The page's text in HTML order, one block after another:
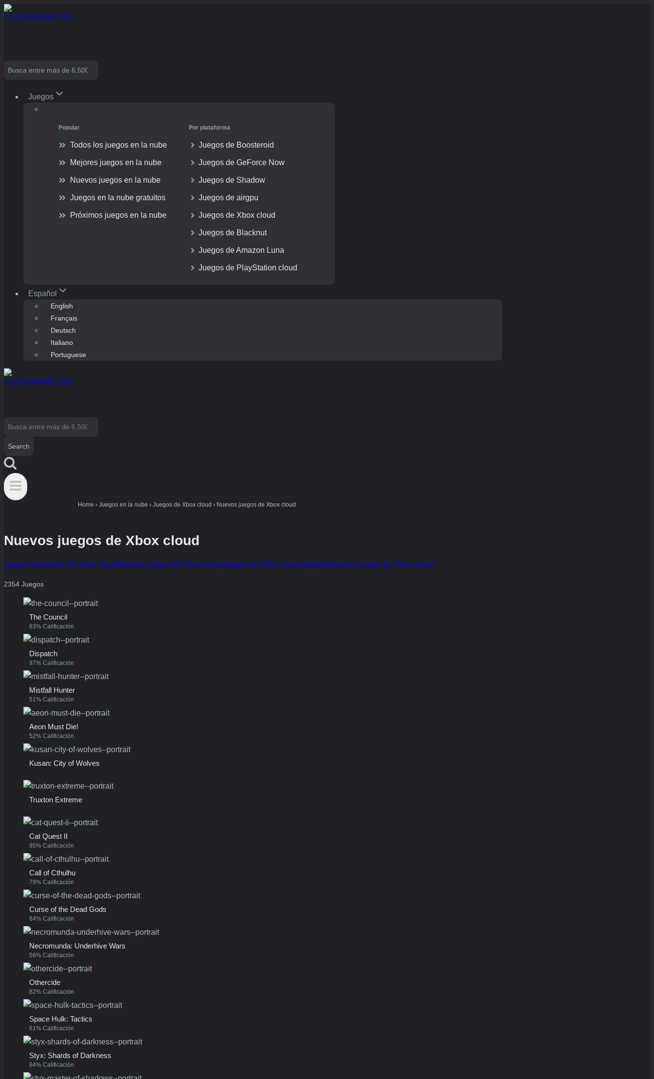
Skip
to
Search
Juegos
Popular
Todos los juegos en la nube
Mejores juegos en la nube
Nuevos juegos en la nube
Juegos en la nube gratuitos
Próximos juegos en la nube
Por plataforma
Juegos de Boosteroid
Juegos de GeForce Now
Juegos de Shadow
Juegos de airgpu
Juegos de Xbox cloud
Juegos de Blacknut
Juegos de Amazon Luna
Juegos de PlayStation cloud
Español
English
Français
Deutsch
Italiano
Portuguese
Search
Home › Juegos en la nube › Juegos de Xbox cloud › Nuevos juegos de Xbox cloud
Nuevos juegos de Xbox cloud
Juegos populares de Xbox cloud Mejores juegos de Xbox cloudJuegos de Xbox cloud gratuitosNuevos juegos de Xbox cloud
2354 Juegos
The Council
83% Calificación
Dispatch
97% Calificación
Mistfall Hunter
51% Calificación
Aeon Must Die!
52% Calificación
Kusan: City of Wolves
Truxton Extreme
Cat Quest II
95% Calificación
Call of Cthulhu
79% Calificación
Curse of the Dead Gods
84% Calificación
Necromunda: Underhive Wars
56% Calificación
Othercide
82% Calificación
Space Hulk: Tactics
61% Calificación
Styx: Shards of Darkness
84% Calificación